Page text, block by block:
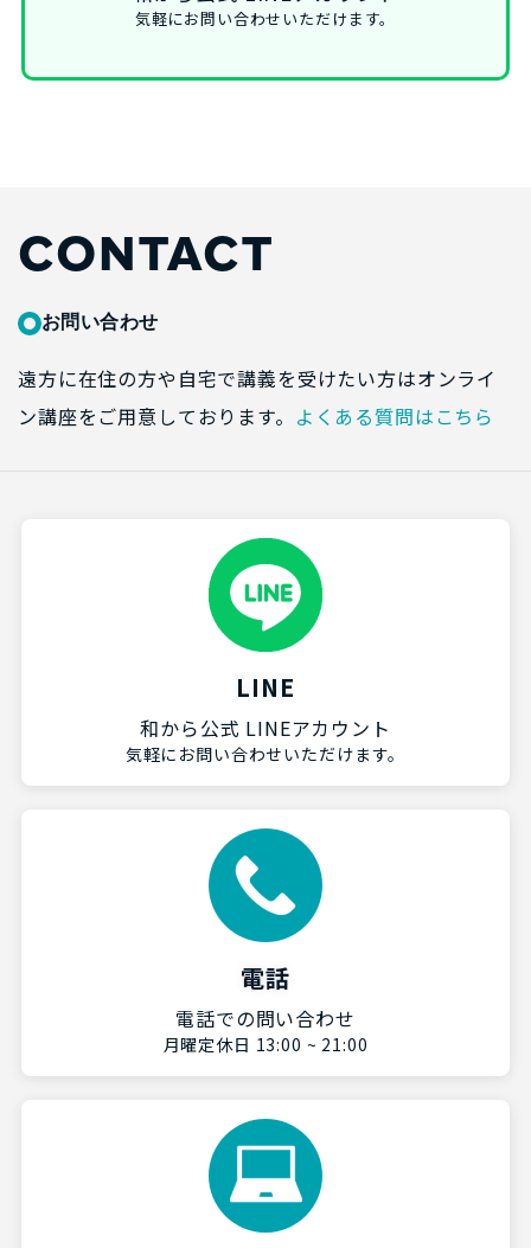
気軽にお問い合わせいただけます。
CONTACT
お問い合わせ
遠方に在住の方や自宅で講義を受けたい方はオンライ
ン講座をご用意しております。 よくある質問はこちら
LINE
和から公式 LINEアカウント
気軽にお問い合わせいただけます。
電話
電話での問い合わせ
月曜定休日 13:00 ~ 21:00